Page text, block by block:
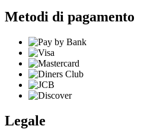
Metodi di pagamento
Legale